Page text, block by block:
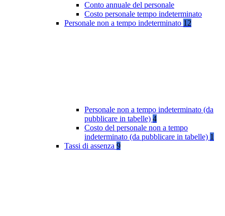
Conto annuale del personale
Costo personale tempo indeterminato
Personale non a tempo indeterminato 12
Personale non a tempo indeterminato (da
pubblicare in tabelle) 4
Costo del personale non a tempo
indeterminato (da pubblicare in tabelle) 1
Tassi di assenza 9